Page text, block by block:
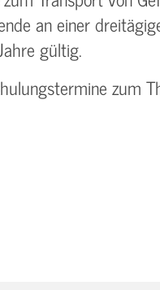
an einer
gültig.
zum